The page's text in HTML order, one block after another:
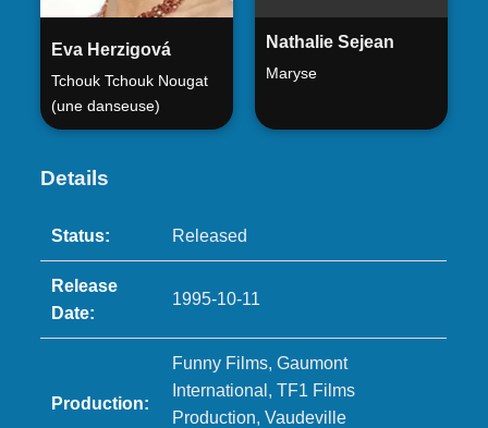
Eva Herzigová
Tchouk Tchouk Nougat
(une danseuse)
Nathalie Sejean
Maryse
Details
Status: Released
Release
Date:
1995-10-11
Production:
Funny Films, Gaumont
International, TF1 Films
Production, Vaudeville